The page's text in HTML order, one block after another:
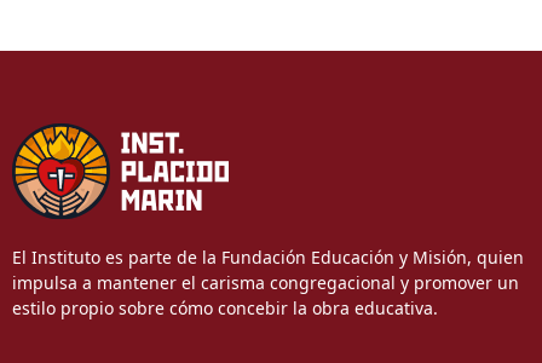
El Instituto es parte de la Fundación Educación y Misión, quien
impulsa a mantener el carisma congregacional y promover un
estilo propio sobre cómo concebir la obra educativa.